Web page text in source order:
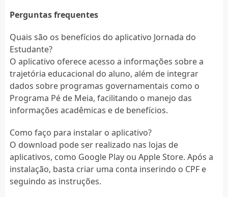
Perguntas frequentes
Quais são os benefícios do aplicativo Jornada do
Estudante?
O aplicativo oferece acesso a informações sobre a
trajetória educacional do aluno, além de integrar
dados sobre programas governamentais como o
Programa Pé de Meia, facilitando o manejo das
informações acadêmicas e de benefícios.
Como faço para instalar o aplicativo?
O download pode ser realizado nas lojas de
aplicativos, como Google Play ou Apple Store. Após a
instalação, basta criar uma conta inserindo o CPF e
seguindo as instruções.